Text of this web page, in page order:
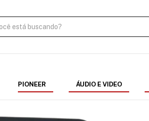
PIONEER
ÁUDIO E VIDEO